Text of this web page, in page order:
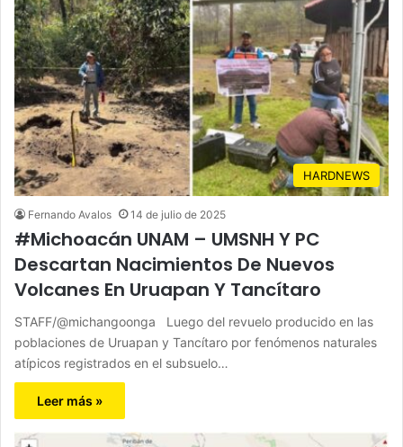
HARDNEWS
Fernando Avalos 14 de julio de 2025
#Michoacán UNAM – UMSNH Y PC
Descartan Nacimientos De Nuevos
Volcanes En Uruapan Y Tancítaro
STAFF/@michangoonga Luego del revuelo producido en las
poblaciones de Uruapan y Tancítaro por fenómenos naturales
atípicos registrados en el subsuelo…
Leer más »